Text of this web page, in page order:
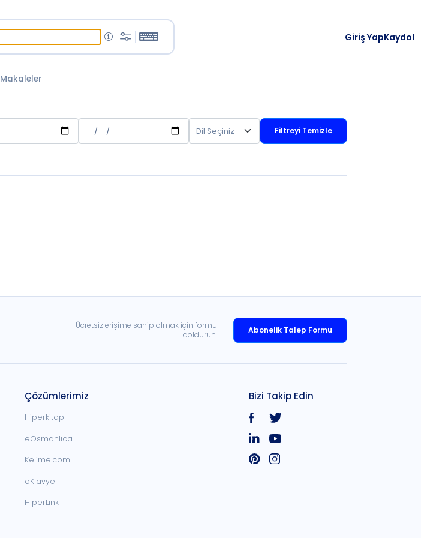
Giriş YapKaydol
Makaleler
Filtreyi Temizle
Ücretsiz erişime sahip olmak için formu
doldurun.
Abonelik Talep Formu
Çözümlerimiz
Hiperkitap
eOsmanlıca
Kelime.com
oKlavye
HiperLink
Bizi Takip Edin